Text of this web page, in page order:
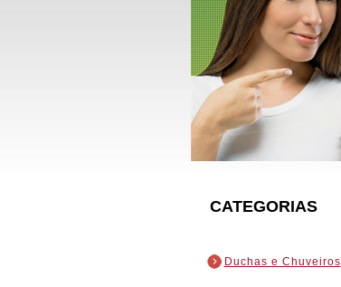
CATEGORIAS
Duchas e Chuveiros